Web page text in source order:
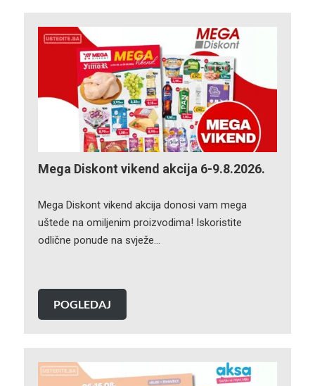
Mega Diskont vikend akcija 6-9.8.2026.
Mega Diskont vikend akcija donosi vam mega
uštede na omiljenim proizvodima! Iskoristite
odlične ponude na svježe…
POGLEDAJ